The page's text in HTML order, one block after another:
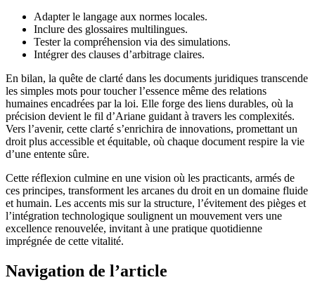
Adapter le langage aux normes locales.
Inclure des glossaires multilingues.
Tester la compréhension via des simulations.
Intégrer des clauses d’arbitrage claires.
En bilan, la quête de clarté dans les documents juridiques transcende
les simples mots pour toucher l’essence même des relations
humaines encadrées par la loi. Elle forge des liens durables, où la
précision devient le fil d’Ariane guidant à travers les complexités.
Vers l’avenir, cette clarté s’enrichira de innovations, promettant un
droit plus accessible et équitable, où chaque document respire la vie
d’une entente sûre.
Cette réflexion culmine en une vision où les practicants, armés de
ces principes, transforment les arcanes du droit en un domaine fluide
et humain. Les accents mis sur la structure, l’évitement des pièges et
l’intégration technologique soulignent un mouvement vers une
excellence renouvelée, invitant à une pratique quotidienne
imprégnée de cette vitalité.
Navigation de l’article